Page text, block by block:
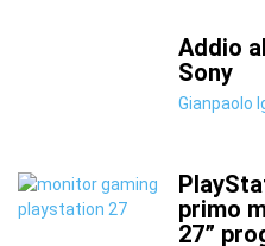
Addio
Sony
Gianpaolo
primo
27”